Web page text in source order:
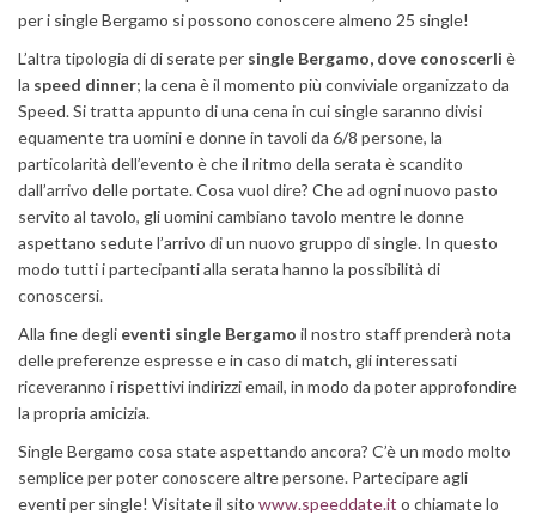
per i single Bergamo si possono conoscere almeno 25 single!
L’altra tipologia di di serate per single Bergamo, dove conoscerli è
la speed dinner; la cena è il momento più conviviale organizzato da
Speed. Si tratta appunto di una cena in cui single saranno divisi
equamente tra uomini e donne in tavoli da 6/8 persone, la
particolarità dell’evento è che il ritmo della serata è scandito
dall’arrivo delle portate. Cosa vuol dire? Che ad ogni nuovo pasto
servito al tavolo, gli uomini cambiano tavolo mentre le donne
aspettano sedute l’arrivo di un nuovo gruppo di single. In questo
modo tutti i partecipanti alla serata hanno la possibilità di
conoscersi.
Alla fine degli eventi single Bergamo il nostro staff prenderà nota
delle preferenze espresse e in caso di match, gli interessati
riceveranno i rispettivi indirizzi email, in modo da poter approfondire
la propria amicizia.
Single Bergamo cosa state aspettando ancora? C’è un modo molto
semplice per poter conoscere altre persone. Partecipare agli
eventi per single! Visitate il sito www.speeddate.it o chiamate lo